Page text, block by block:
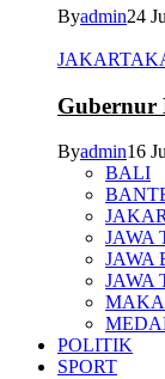
Byadmin24
JAKARTA
Gubernur
Byadmin16
BALI
JAWA
JAWA
JAWA
POLITIK
SPORT